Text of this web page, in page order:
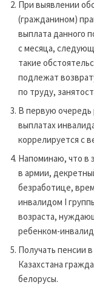
При выявлении
(гражданином)
выплата данного
с месяца,
такие
подлежат
по труду,
В первую очередь
выплатах
коррелируется с
Напоминаю, что в
в армии,
безработице,
инвалидом І
возраста,
ребенком-
Получать пенсии
Казахстана
белорусы.